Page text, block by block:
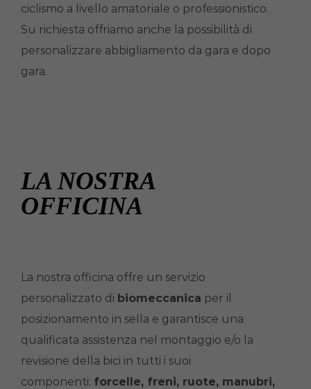
ciclismo a livello amatoriale o professionistico.
Su richiesta offriamo anche la possibilità di
personalizzare abbigliamento da gara e dopo
gara.
LA NOSTRA
OFFICINA
La nostra officina offre un servizio
personalizzato di biomeccanica per il
posizionamento in sella e garantisce una
qualificata assistenza nel montaggio e/o la
revisione della bici in tutti i suoi
componenti: forcelle, freni, ruote, manubri,